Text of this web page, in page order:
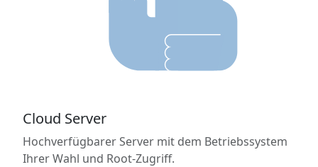
Cloud Server
Hochverfügbarer Server mit dem Betriebssystem
Ihrer Wahl und Root-Zugriff.